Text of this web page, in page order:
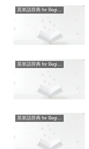
英単語辞典 for Beginners
英単語辞典 for Beginners
英単語辞典 for Beginners